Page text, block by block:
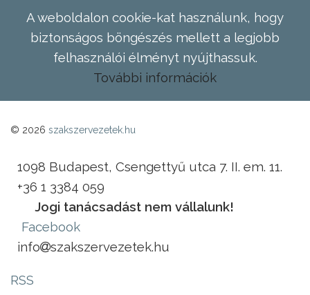
A weboldalon cookie-kat használunk, hogy
biztonságos böngészés mellett a legjobb
felhasználói élményt nyújthassuk.
További információk
© 2026 szakszervezetek.hu
1098 Budapest, Csengettyű utca 7. II. em. 11.
+36 1 3384 059
Jogi tanácsadást nem vállalunk!
Facebook
info
szakszervezetek.hu
RSS